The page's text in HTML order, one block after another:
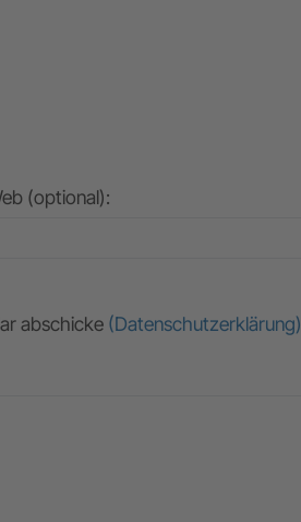
(optional):
abschicke (Datenschutzerklärung)